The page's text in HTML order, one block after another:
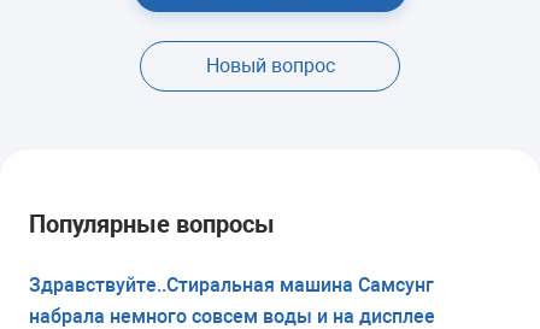
Новый вопрос
Популярные вопросы
Здравствуйте..Стиральная машина Самсунг
набрала немного совсем воды и на дисплее